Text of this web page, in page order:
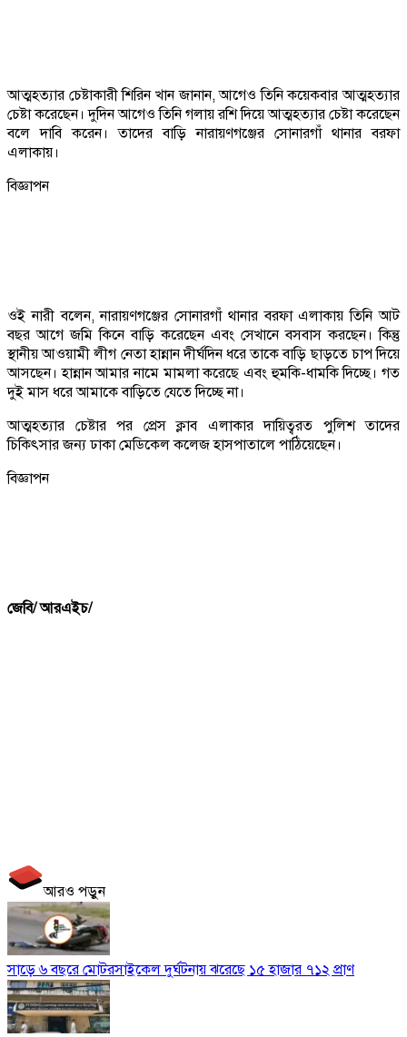
আত্মহত্যার চেষ্টাকারী শিরিন খান জানান, আগেও তিনি কয়েকবার আত্মহত্যার
চেষ্টা করেছেন। দুদিন আগেও তিনি গলায় রশি দিয়ে আত্মহত্যার চেষ্টা করেছেন
বলে দাবি করেন। তাদের বাড়ি নারায়ণগঞ্জের সোনারগাঁ থানার বরফা
এলাকায়।
বিজ্ঞাপন
ওই নারী বলেন, নারায়ণগঞ্জের সোনারগাঁ থানার বরফা এলাকায় তিনি আট
বছর আগে জমি কিনে বাড়ি করেছেন এবং সেখানে বসবাস করছেন। কিন্তু
স্থানীয় আওয়ামী লীগ নেতা হান্নান দীর্ঘদিন ধরে তাকে বাড়ি ছাড়তে চাপ দিয়ে
আসছেন। হান্নান আমার নামে মামলা করেছে এবং হুমকি-ধামকি দিচ্ছে। গত
দুই মাস ধরে আমাকে বাড়িতে যেতে দিচ্ছে না।
আত্মহত্যার চেষ্টার পর প্রেস ক্লাব এলাকার দায়িত্বরত পুলিশ তাদের
চিকিৎসার জন্য ঢাকা মেডিকেল কলেজ হাসপাতালে পাঠিয়েছেন।
বিজ্ঞাপন
জেবি/ আরএইচ/
আরও পড়ুন
সাড়ে ৬ বছরে মোটরসাইকেল দুর্ঘটনায় ঝরেছে ১৫ হাজার ৭১২ প্রাণ